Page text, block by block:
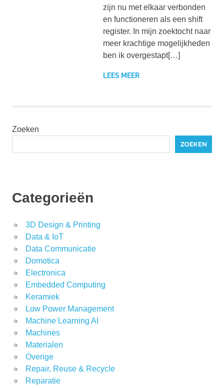
zijn nu met elkaar verbonden
en functioneren als een shift
register. In mijn zoektocht naar
meer krachtige mogelijkheden
ben ik overgestapt[…]
LEES MEER
Zoeken
ZOEKEN
Categorieën
3D Design & Printing
Data & IoT
Data Communicatie
Domotica
Electronica
Embedded Computing
Keramiek
Low Power Management
Machine Learning AI
Machines
Materialen
Overige
Repair, Reuse & Recycle
Reparatie